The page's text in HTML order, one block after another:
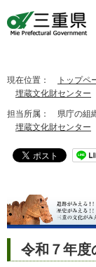
現在位置： トップペ
埋蔵文化財センター
担当所属： 県庁の組
埋蔵文化財センター
令和７年度